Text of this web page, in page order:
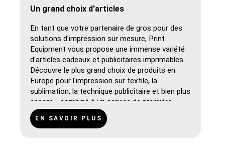
Un grand choix d'articles
En tant que votre partenaire de gros pour des
solutions d'impression sur mesure, Print
Equipment vous propose une immense variété
d'articles cadeaux et publicitaires imprimables.
Découvre le plus grand choix de produits en
Europe pour l'impression sur textile, la
sublimation, la technique publicitaire et bien plus
encore - combiné à un service de première
qualité et à des conseils personnalisés.
EN SAVOIR PLUS